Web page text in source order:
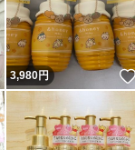
いいね！
3,980円